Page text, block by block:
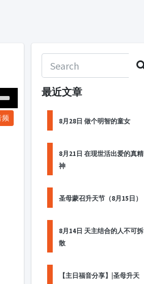
频
最近文章
8月28日 做个明智的童女
8月21日 在现世活出爱的真精
神
圣母蒙召升天节（8月15日）
8月14日 天主结合的人不可拆
散
【主日福音分享】|圣母升天